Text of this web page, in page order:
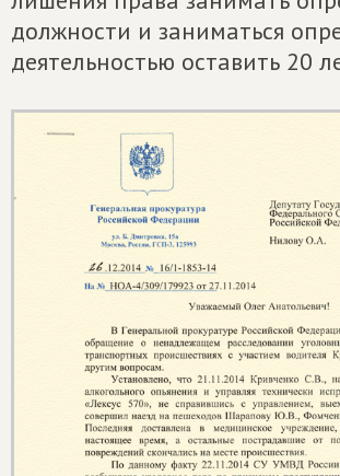
должности и заниматься
деятельностью оставить 20